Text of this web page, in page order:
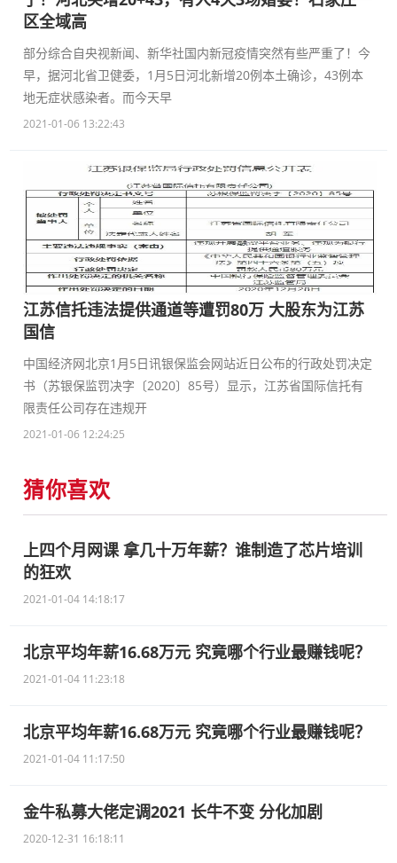
区全域高
部分综合自央视新闻、新华社国内新冠疫情突然有些严重了！今
早，据河北省卫健委，1月5日河北新增20例本土确诊，43例本
地无症状感染者。而今天早
2021-01-06 13:22:43
江苏信托违法提供通道等遭罚80万 大股东为江苏
国信
中国经济网北京1月5日讯银保监会网站近日公布的行政处罚决定
书（苏银保监罚决字〔2020〕85号）显示，江苏省国际信托有
限责任公司存在违规开
2021-01-06 12:24:25
猜你喜欢
上四个月网课 拿几十万年薪？谁制造了芯片培训
的狂欢
2021-01-04 14:18:17
北京平均年薪16.68万元 究竟哪个行业最赚钱呢？
2021-01-04 11:23:18
北京平均年薪16.68万元 究竟哪个行业最赚钱呢？
2021-01-04 11:17:50
金牛私募大佬定调2021 长牛不变 分化加剧
2020-12-31 16:18:11